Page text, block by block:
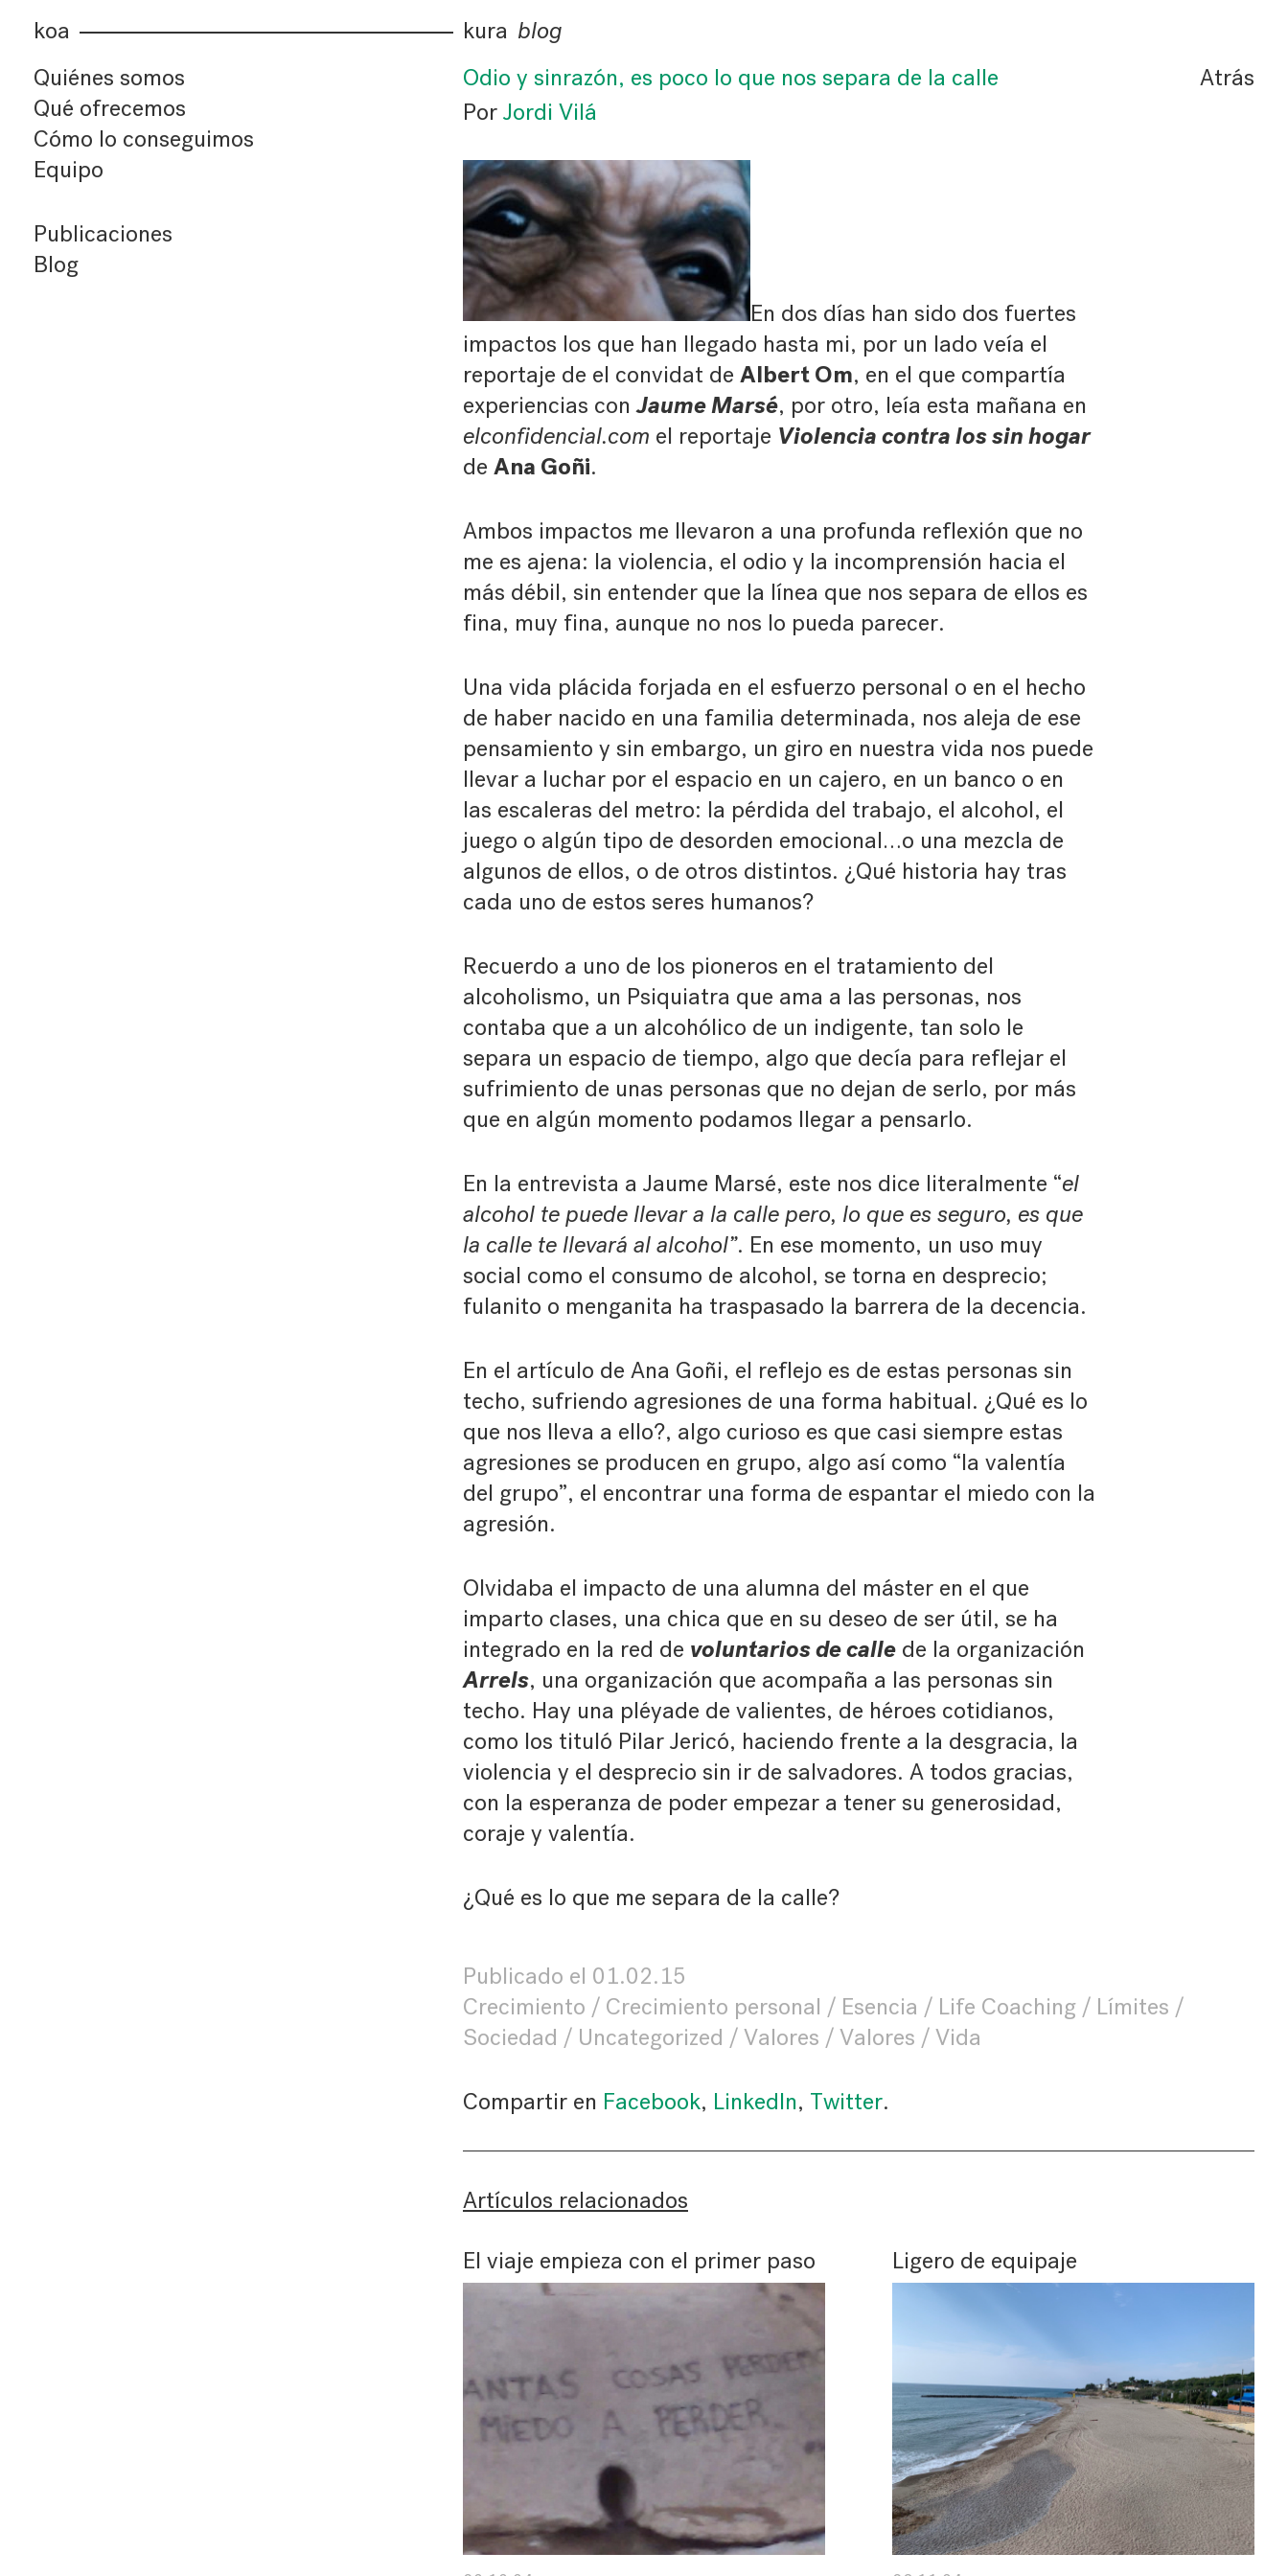
koa kura blog
Quiénes somos
Qué ofrecemos
Cómo lo conseguimos
Equipo
Publicaciones
Blog
Odio y sinrazón, es poco lo que nos separa de la calle
Atrás
Por Jordi Vilá
En dos días han sido dos fuertes
impactos los que han llegado hasta mi, por un lado veía el
reportaje de el convidat de Albert Om, en el que compartía
experiencias conJaume Marsé, por otro, leía esta mañana en
elconfidencial.com el reportaje Violencia contra los sin hogar
de Ana Goñi.
Ambos impactos me llevaron a una profunda reflexión que no
me es ajena: la violencia, el odio y la incomprensión hacia el
más débil, sin entender que la línea que nos separa de ellos es
fina, muy fina, aunque no nos lo pueda parecer.
Una vida plácida forjada en el esfuerzo personal o en el hecho
de haber nacido en una familia determinada, nos aleja de ese
pensamiento y sin embargo, un giro en nuestra vida nos puede
llevar a luchar por el espacio en un cajero, en un banco o en
las escaleras del metro: la pérdida del trabajo, el alcohol, el
juego o algún tipo de desorden emocional…o una mezcla de
algunos de ellos, o de otros distintos. ¿Qué historia hay tras
cada uno de estos seres humanos?
Recuerdo a uno de los pioneros en el tratamiento del
alcoholismo, un Psiquiatra que ama a las personas, nos
contaba que a un alcohólico de un indigente, tan solo le
separa un espacio de tiempo, algo que decía para reflejar el
sufrimiento de unas personas que no dejan de serlo, por más
que en algún momento podamos llegar a pensarlo.
En la entrevista a Jaume Marsé, este nos dice literalmente “el
alcohol te puede llevar a la calle pero, lo que es seguro, es que
la calle te llevará al alcohol”. En ese momento, un uso muy
social como el consumo de alcohol, se torna en desprecio;
fulanito o menganita ha traspasado la barrera de la decencia.
En el artículo de Ana Goñi, el reflejo es de estas personas sin
techo, sufriendo agresiones de una forma habitual. ¿Qué es lo
que nos lleva a ello?, algo curioso es que casi siempre estas
agresiones se producen en grupo, algo así como “la valentía
del grupo”, el encontrar una forma de espantar el miedo con la
agresión.
Olvidaba el impacto de una alumna del máster en el que
imparto clases, una chica que en su deseo de ser útil, se ha
integrado en la red de voluntarios de callede la organización
Arrels, una organización que acompaña a las personas sin
techo. Hay una pléyade de valientes, de héroes cotidianos,
como los tituló Pilar Jericó, haciendo frente a la desgracia, la
violencia y el desprecio sin ir de salvadores. A todos gracias,
con la esperanza de poder empezar a tener su generosidad,
coraje y valentía.
¿Qué es lo que me separa de la calle?
Publicado el 01.02.15
Crecimiento
Crecimiento personal Esencia Life Coaching
Límites
Sociedad
Uncategorized Valores Valores Vida
Compartir en Facebook, LinkedIn, Twitter.
Artículos relacionados
El viaje empieza con el primer paso Ligero de equipaje